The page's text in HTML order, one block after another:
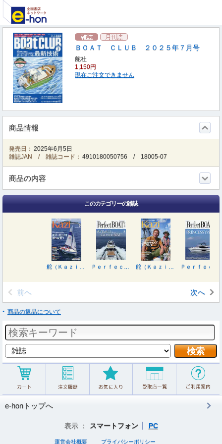
ＢＯＡＴ ＣＬＵＢ ２０２５年７月号
舵社
1,150円
現在ご注文できません
商品情報
発売日： 2025年6月5日
雑誌JAN / 雑誌コード： 4910180050756 / 18005-07
商品の内容
このカテゴリーの雑誌
前へ 次へ
商品の返品について
e-honトップへ
表示 ： スマートフォン PC
運営会社概要 プライバシーポリシー